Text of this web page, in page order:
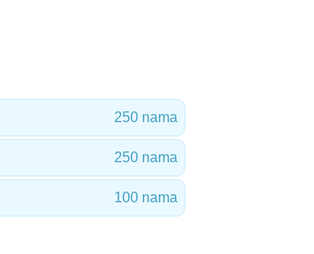
250 nama
250 nama
100 nama